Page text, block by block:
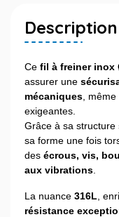
Description
Ce fil à freiner inox
assurer une
mécaniques ,
exigeantes.
Grâce à sa structure
sa forme une fois
des écrous, vis,
aux vibrations
La nuance 316L ,
résistance